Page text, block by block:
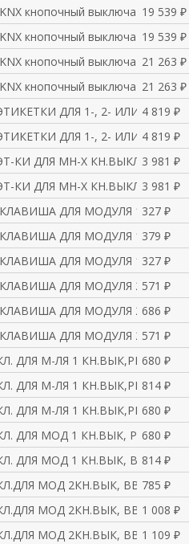
кнопочный выключатель19 539 ₽
кнопочный выключатель19 539 ₽
кнопочный выключатель21 263 ₽
кнопочный выключатель21 263 ₽
ДЛЯ 1-, 2- ИЛИ 4-К4 819 ₽
ДЛЯ 1-, 2- ИЛИ 4-К4 819 ₽
КИ ДЛЯ МН-Х КН.ВЫКЛ. С И
3 981 ₽
КИ ДЛЯ МН-Х КН.ВЫКЛ. С И
3 981 ₽
КЛАВИША ДЛЯ МОДУЛЯ 1 КН. В
327 ₽
КЛАВИША ДЛЯ МОДУЛЯ 1 КН. В
379 ₽
КЛАВИША ДЛЯ МОДУЛЯ 1 КН. В
327 ₽
КЛАВИША ДЛЯ МОДУЛЯ 2 КН. В
571 ₽
КЛАВИША ДЛЯ МОДУЛЯ 2 КН. В
686 ₽
КЛАВИША ДЛЯ МОДУЛЯ 2 КН. В
571 ₽
ДЛЯ М-ЛЯ 1 КН.ВЫК,РИС.1
680 ₽
ДЛЯ М-ЛЯ 1 КН.ВЫК,РИС.1
814 ₽
ДЛЯ М-ЛЯ 1 КН.ВЫК,РИС.1
680 ₽
ДЛЯ МОД 1 КН.ВЫК, РИС В
680 ₽
ДЛЯ МОД 1 КН.ВЫК, ВВ/ВН
814 ₽
МОД 2КН.ВЫК, ВВ/ВН,1
785 ₽
МОД 2КН.ВЫК, ВВ/ВН,1
1 008 ₽
МОД 2КН.ВЫК, ВВ/ВН,1
1 109 ₽